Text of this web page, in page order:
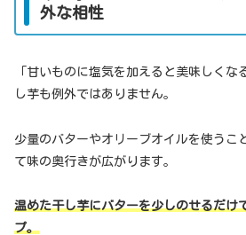
外な相性
「甘いものに塩気を加えると美味しくな
し芋も例外ではありません。
少量のバターやオリーブオイルを使うこ
て味の奥行きが広がります。
温めた干し芋にバターを少しのせるだけ
プ。